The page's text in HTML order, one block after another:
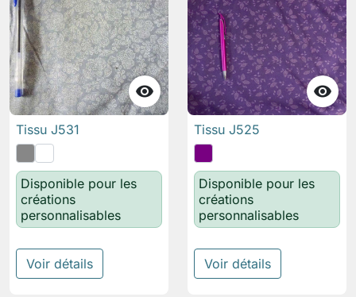

Tissu J531
Disponible pour les
créations
personnalisables
Voir détails

Tissu J525
Disponible pour les
créations
personnalisables
Voir détails